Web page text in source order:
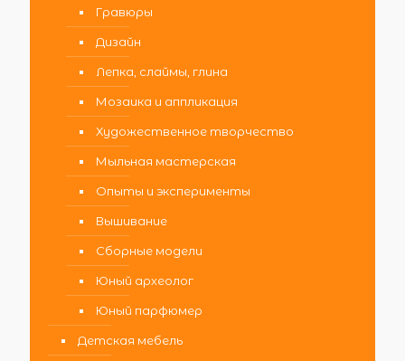
Гравюры
Дизайн
Лепка, слаймы, глина
Мозаика и аппликация
Художественное творчество
Мыльная мастерская
Опыты и эксперименты
Вышивание
Сборные модели
Юный археолог
Юный парфюмер
Детская мебель